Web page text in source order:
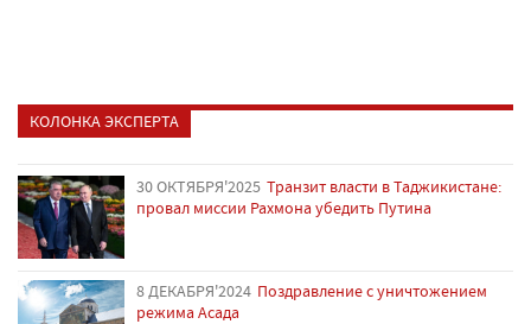
КОЛОНКА ЭКСПЕРТА
30 ОКТЯБРЯ'2025 Транзит власти в Таджикистане:
провал миссии Рахмона убедить Путина
8 ДЕКАБРЯ'2024 Поздравление с уничтожением
режима Асада